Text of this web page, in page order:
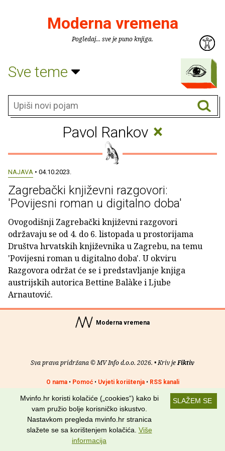
Moderna vremena
Pogledaj... sve je puno knjiga.
Sve teme
Pavol Rankov ×
NAJAVA • 04.10.2023.
Zagrebački književni razgovori:
'Povijesni roman u digitalno doba'
Ovogodišnji Zagrebački književni razgovori
održavaju se od 4. do 6. listopada u prostorijama
Društva hrvatskih književnika u Zagrebu, na temu
'Povijesni roman u digitalno doba'. U okviru
Razgovora održat će se i predstavljanje knjiga
austrijskih autorica Bettine Balàke i Ljube
Arnautović.
Moderna vremena
Sva prava pridržana © MV Info d.o.o. 2026. • Kriv jeFiktiv
O nama• Pomoć• Uvjeti korištenja• RSS kanali
Potraži nas na: SLAŽEM SE
Mvinfo.hr koristi kolačiće („cookies“) kako bi
vam pružio bolje korisničko iskustvo.
Nastavkom pregleda mvinfo.hr stranica
slažete se sa korištenjem kolačića. Više
informacija